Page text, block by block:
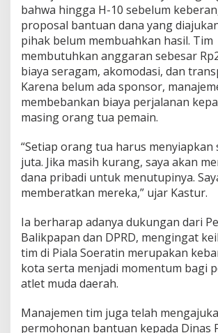
bahwa hingga H-10 sebelum
proposal bantuan dana yang
pihak belum membuahkan hasil. Tim
membutuhkan anggaran sebesar
biaya seragam, akomodasi, dan
Karena belum ada sponsor,
membebankan biaya perjalanan
masing orang tua pemain.
“Setiap orang tua harus menyiapkan
juta. Jika masih kurang, saya akan
dana pribadi untuk menutupinya.
memberatkan mereka,” ujar Kastur.
Ia berharap adanya dukungan dari
Balikpapan dan DPRD, mengingat
tim di Piala Soeratin merupakan
kota serta menjadi momentum bagi
atlet muda daerah.
Manajemen tim juga telah
permohonan bantuan kepada Dinas